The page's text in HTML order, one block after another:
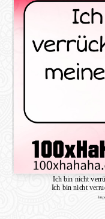
Ich bin nicht
Ich bin nicht